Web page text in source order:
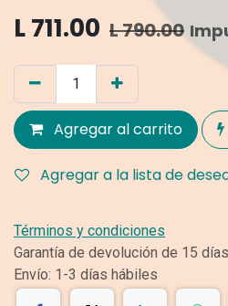
L711.00 L790.00
Agregar al carrito
Agregar a la lista de
Términos y condiciones
Garantía de devolución de 15 días
Envío: 1-3 días hábiles